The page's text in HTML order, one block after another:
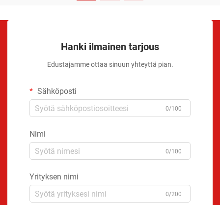
Hanki ilmainen tarjous
Edustajamme ottaa sinuun yhteyttä pian.
Sähköposti
0/100
Nimi
0/100
Yrityksen nimi
0/200